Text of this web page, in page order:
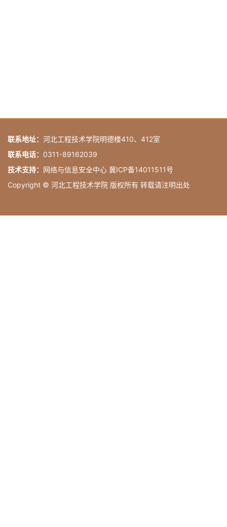
联系地址： 河北工程技术学院明德楼410、412室
联系电话： 0311-89162039
技术支持： 网络与信息安全中心 冀ICP备14011511号
Copyright © 河北工程技术学院 版权所有 转载请注明出处